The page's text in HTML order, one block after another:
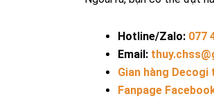
Hotline/Zalo: 077
Email:
Gian hàng Decogi
Fanpage